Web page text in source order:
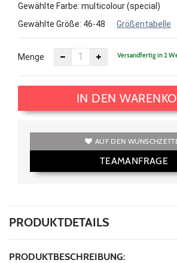
Gewählte Farbe: multicolour (special)
Gewählte Größe: 46-48 Größentabelle
Menge Versandfertig in 2
IN DEN
AUF DEN
TEAMANFRAGE
PRODUKTDETAILS
PRODUKTBESCHREIBUNG: